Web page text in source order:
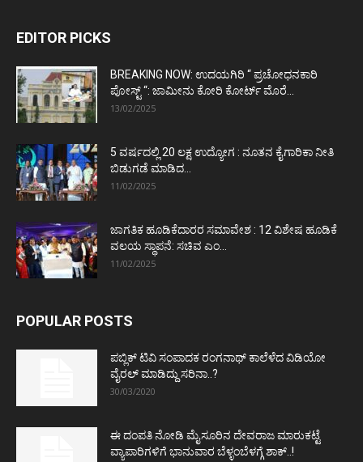
EDITOR PICKS
BREAKING NOW: ಉದಯಗಿರಿ “ ಪ್ರಚೋಧನಕಾರಿ
ಪೋಸ್ಟ್‌ “: ಜಾಮೀನು ಕೋರಿ ಕೋರ್ಟ್‌ ಮೊರೆ...
13/02/2025
5 ವರ್ಷದಲ್ಲಿ 20 ಲಕ್ಷ ಉದ್ಯೋಗ : ನೂತನ ಕೈಗಾರಿಕಾ ನೀತಿ
ಬಿಡುಗಡೆ ಮಾಡಿದ...
11/02/2025
ಜಾಗತಿಕ ಹೂಡಿಕೆದಾರರ ಸಮಾವೇಶ : 12 ವಿಶೇಷ ಹೂಡಿಕೆ
ವಲಯ ಸ್ಥಾಪನೆ: ಸಚಿವ ಎಂ...
11/02/2025
POPULAR POSTS
ಪಬ್ಲಿಕ್ ಟಿವಿ ಸಂಪಾದಕ ರಂಗನಾಥ್ ಕಾಲೆಳೆದ ವಿಡಿಯೋ
ವೈರಲ್ ಮಾಡಿದ್ದು ಸರಿನಾ..?
30/03/2020
ಈ ದಂಪತಿ ನೋಡಿ ಮೈಸೂರಿನ ದೇವರಾಜ ಮಾರುಕಟ್ಟೆ
ವ್ಯಾಪಾರಿಗಳಿಗೆ ಭಾನುವಾರ ಬೆಳ್ಳಂಬೆಳಗ್ಗೆ ಶಾಕ್..!